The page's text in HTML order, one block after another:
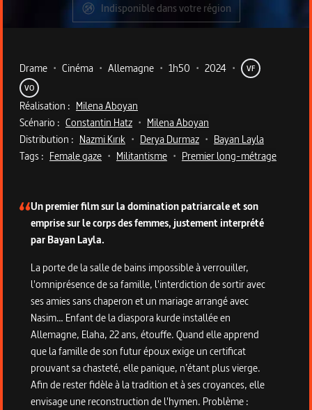
Indisponible dans votre région
Metadata du programme
Drame • Cinéma • Allemagne • 1h50 • 2024 •
VF
VO
Réalisation : Milena Aboyan
Scénario : Constantin Hatz • Milena Aboyan
Distribution : Nazmi Kırık • Derya Durmaz • Bayan Layla
Tags : Female gaze • Militantisme • Premier long-métrage
Un premier film sur la domination patriarcale et son
emprise sur le corps des femmes, justement interprété
par Bayan Layla.
La porte de la salle de bains impossible à verrouiller,
l'omniprésence de sa famille, l'interdiction de sortir avec
ses amies sans chaperon et un mariage arrangé avec
Nasim… Enfant de la diaspora kurde installée en
Allemagne, Elaha, 22 ans, étouffe. Quand elle apprend
que la famille de son futur époux exige un certificat
prouvant sa chasteté, elle panique, n’étant plus vierge.
Afin de rester fidèle à la tradition et à ses croyances, elle
envisage une reconstruction de l'hymen. Problème :